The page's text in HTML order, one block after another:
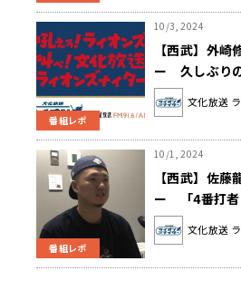
番組レポ
10/3, 2024
【西武】外
ー 久しぶり
「いつも通り
ません」
文化放送
番組レポ
10/1, 2024
【西武】佐
ー 「4番打者
つなぐ意識、4
でいます」
文化放送